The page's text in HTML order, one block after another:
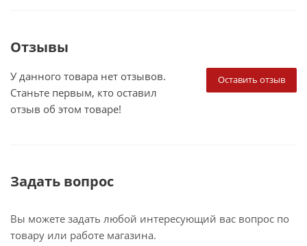
Отзывы
Оставить отзыв
У данного товара нет отзывов.
Станьте первым, кто оставил
отзыв об этом товаре!
Задать вопрос
Вы можете задать любой интересующий вас вопрос по
товару или работе магазина.